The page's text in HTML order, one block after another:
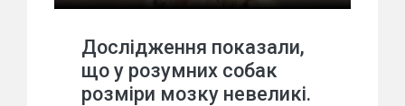
Дослідження показали,
що у розумних собак
розміри мозку невеликі.